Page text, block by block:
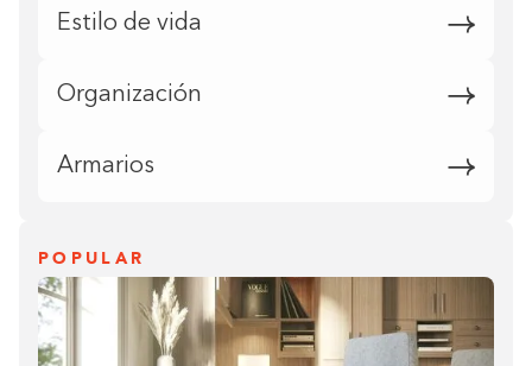
Estilo de vida
Organización
Armarios
POPULAR